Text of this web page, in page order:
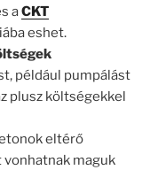
aCKT
eshet.
például pumpálást
plusz költségekkel
eltérő
maguk